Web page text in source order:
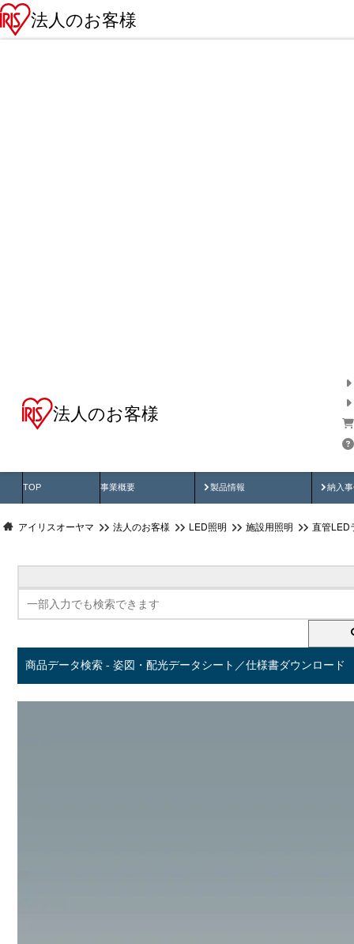
法人のお客様
法人のお客様
TOP 事業概要 製品情報
製品動画 納入
納
アイリスオーヤマ 法人のお客様 LED照明 施設用照明 直管LED
商品データ検索 - 姿図・配光データシート／仕様書ダウンロード